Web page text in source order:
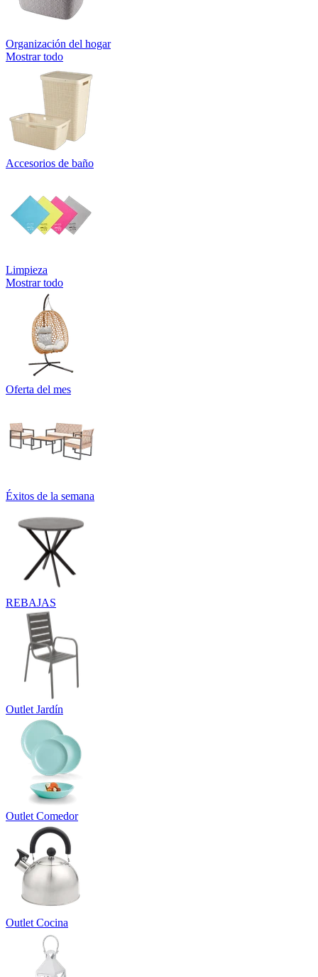
Organización del hogar
Mostrar todo
Accesorios de baño
Limpieza
Mostrar todo
Oferta del mes
Éxitos de la semana
REBAJAS
Outlet Jardín
Outlet Comedor
Outlet Cocina